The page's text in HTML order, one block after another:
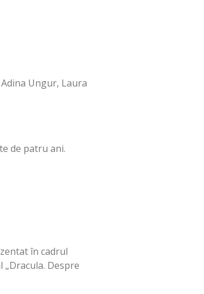
Ungur, Laura
de patru ani.
în cadrul
Despre